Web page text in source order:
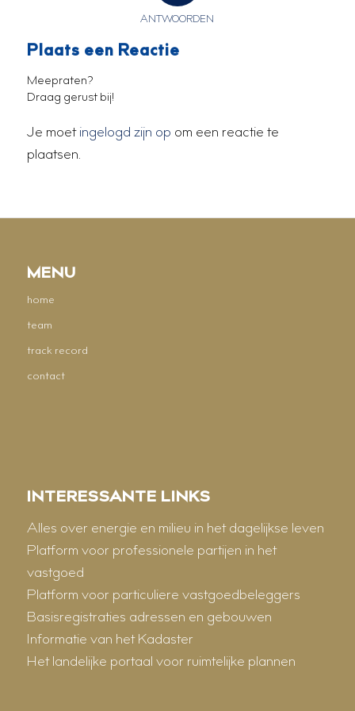
ANTWOORDEN
Plaats een Reactie
Meepraten?
Draag gerust bij!
Je moetingelogd zijn op om een reactie te
plaatsen.
MENU
home
team
track record
contact
INTERESSANTE LINKS
Alles over energie en milieu in het dagelijkse leven
Platform voor professionele partijen in het
vastgoed
Platform voor particuliere vastgoedbeleggers
Basisregistraties adressen en gebouwen
Informatie van het Kadaster
Het landelijke portaal voor ruimtelijke plannen